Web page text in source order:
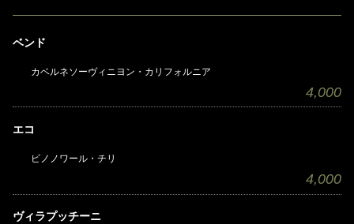
ベンド
カベルネソーヴィニヨン・カリフォルニア
4,000
エコ
ピノノワール・チリ
4,000
ヴィラプッチーニ